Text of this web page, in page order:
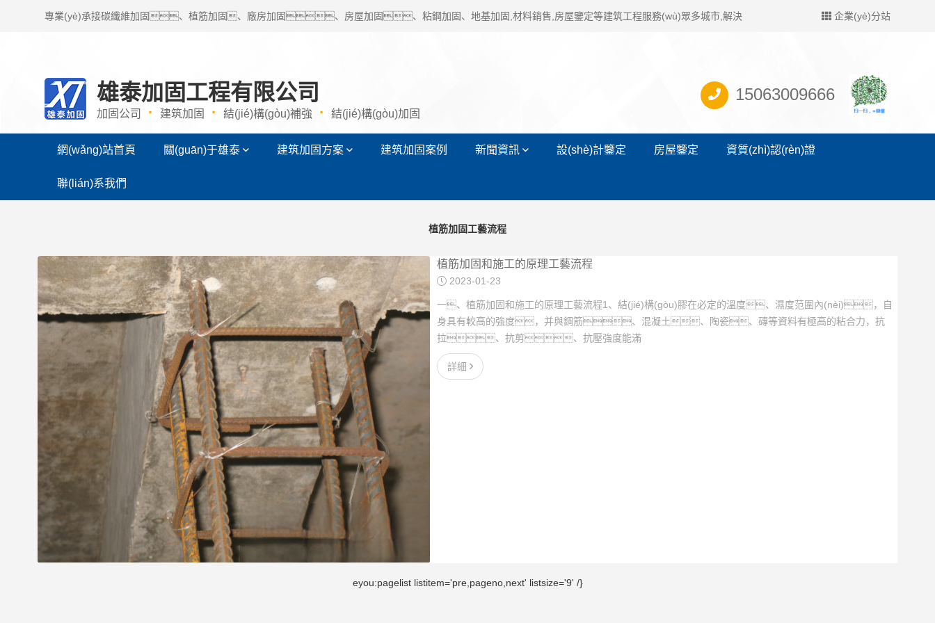
專業(yè)承接碳纖維加固、植筋加固、廠房加固、房屋加固、粘鋼加固、地基加固,材料銷售,房屋鑒定等建筑工程服務(wù)眾多城市,解決 企業(yè)分站
雄泰加固工程有限公司
加固公司 · 建筑加固 · 結(jié)構(gòu)補強 · 結(jié)構(gòu)加固
15063009666
網(wǎng)站首頁 關(guān)于雄泰 建筑加固方案 建筑加固案例 新聞資訊 設(shè)計鑒定 房屋鑒定 資質(zhì)認(rèn)證
聯(lián)系我們
植筋加固工藝流程
植筋加固和施工的原理工藝流程
2023-01-23
一、植筋加固和施工的原理工藝流程1、結(jié)構(gòu)膠在必定的溫度、濕度范圍內(nèi)，自
身具有較高的強度，并與鋼筋、混凝土、陶瓷、磚等資料有極高的粘合力，抗
拉、抗剪、抗壓強度能滿
詳細
eyou:pagelist listitem='pre,pageno,next' listsize='9' /}